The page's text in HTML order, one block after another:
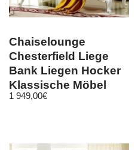
Chaiselounge
Chesterfield Liege
Bank Liegen Hocker
Klassische Möbel
1 949,00€